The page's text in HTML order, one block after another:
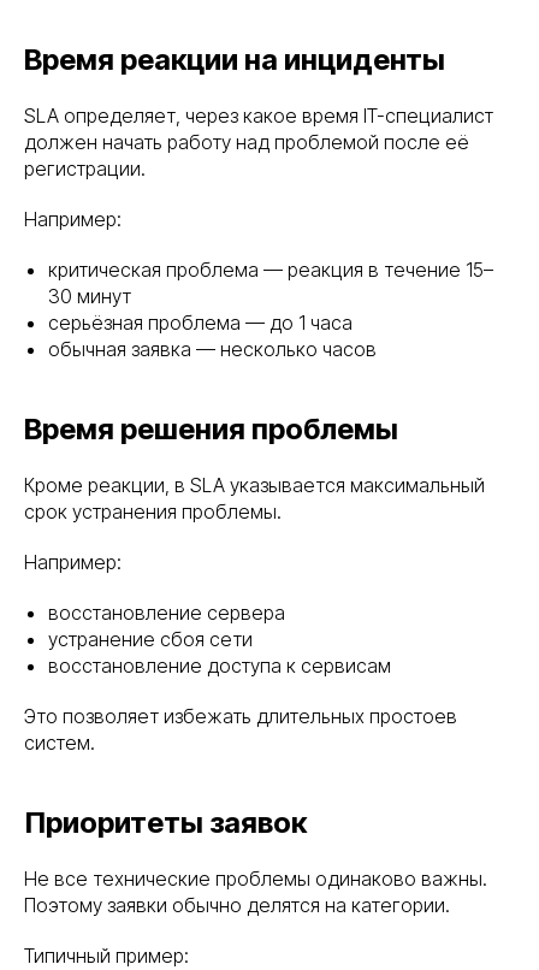
Время реакции на инциденты
SLA определяет, через какое время IT-специалист
должен начать работу над проблемой после её
регистрации.
Например:
критическая проблема — реакция в течение 15–
30 минут
серьёзная проблема — до 1 часа
обычная заявка — несколько часов
Время решения проблемы
Кроме реакции, в SLA указывается максимальный
срок устранения проблемы.
Например:
восстановление сервера
устранение сбоя сети
восстановление доступа к сервисам
Это позволяет избежать длительных простоев
систем.
Приоритеты заявок
Не все технические проблемы одинаково важны.
Поэтому заявки обычно делятся на категории.
Типичный пример: